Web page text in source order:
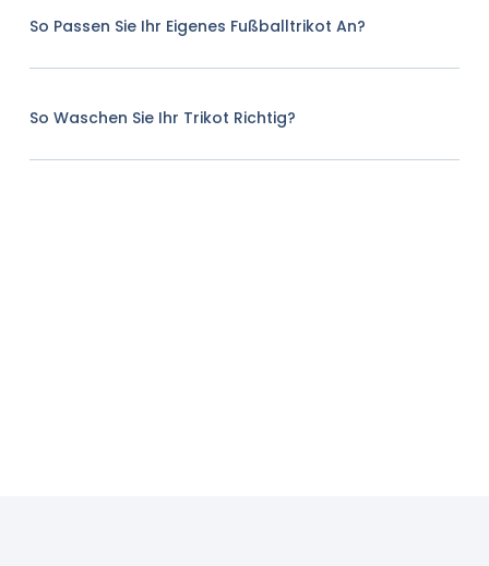
So Passen Sie Ihr Eigenes Fußballtrikot An?
So Waschen Sie Ihr Trikot Richtig?